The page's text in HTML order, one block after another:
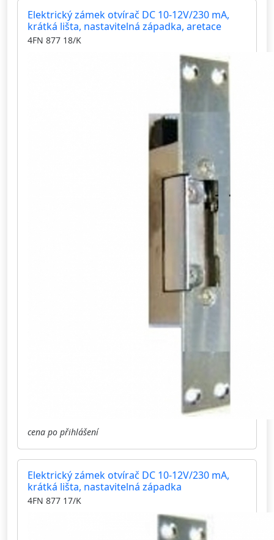
Elektrický zámek otvírač DC 10-12V/230 mA,
krátká lišta, nastavitelná západka, aretace
4FN 877 18/K
cena po přihlášení
Elektrický zámek otvírač DC 10-12V/230 mA,
krátká lišta, nastavitelná západka
4FN 877 17/K